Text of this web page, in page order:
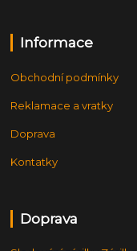
Informace
Obchodní podmínky
Reklamace a vratky
Doprava
Kontatky
Doprava